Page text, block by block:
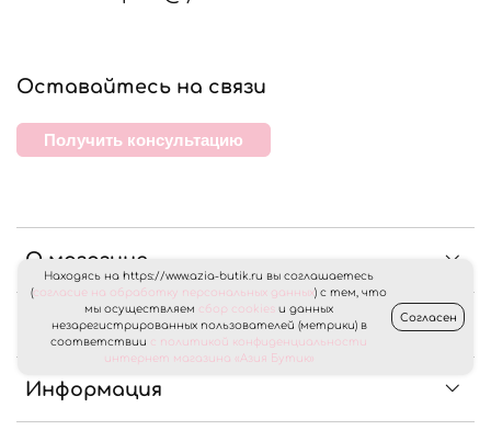
О магазине
Клиентам
Информация
Оставайтесь на связи
Получить консультацию
Находясь на https://www.azia-butik.ru вы соглашаетесь
(согласие на обработку персональных данных) с тем, что
мы осуществляем сбор cookies и данных
незарегистрированных пользователей (метрики) в
соответствии с политикой конфиденциальности
интернет магазина «Азия Бутик»
Согласен